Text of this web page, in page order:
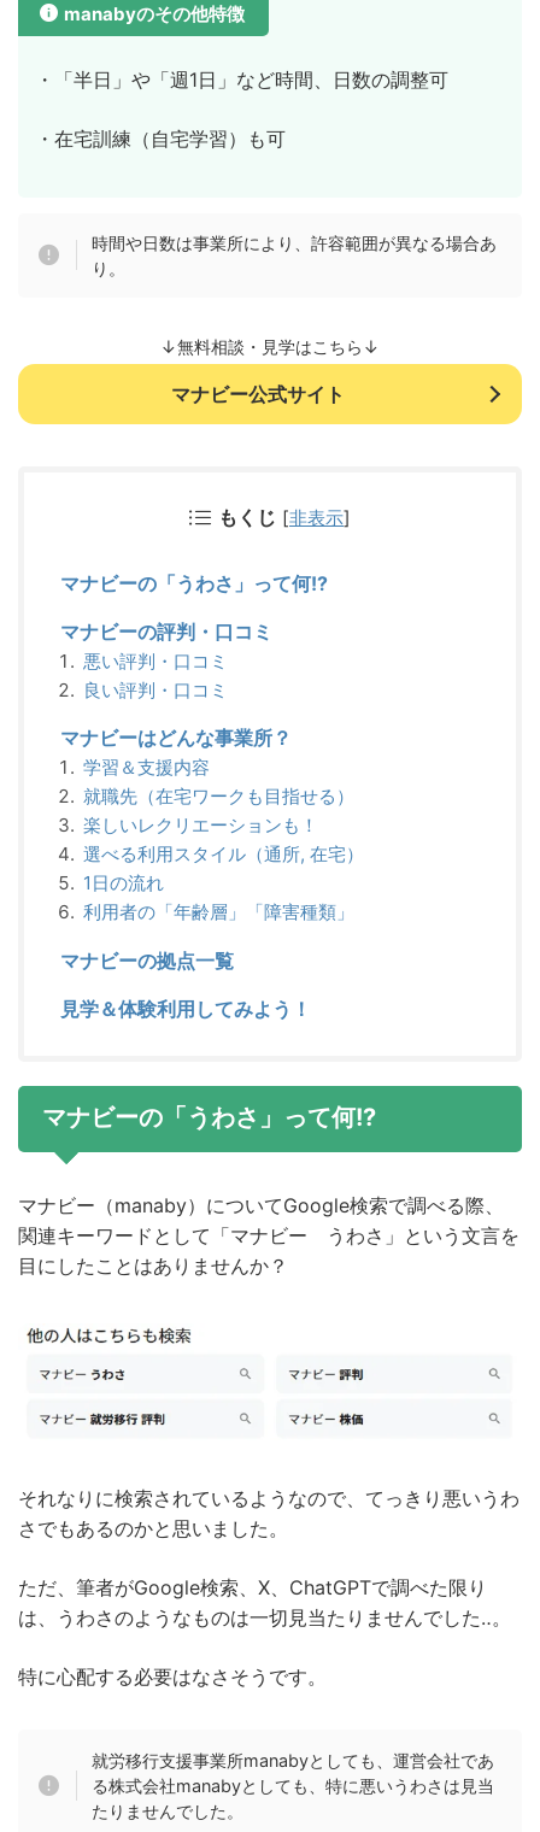
manabyのその他特徴
・「半日」や「週1日」など時間、日数の調整可
・在宅訓練（自宅学習）も可
時間や日数は事業所により、許容範囲が異なる場合あ
り。
↓無料相談・見学はこちら↓
マナビー公式サイト
もくじ [非表示]
マナビーの「うわさ」って何!?
マナビーの評判・口コミ
悪い評判・口コミ
良い評判・口コミ
マナビーはどんな事業所？
学習＆支援内容
就職先（在宅ワークも目指せる）
楽しいレクリエーションも！
選べる利用スタイル（通所, 在宅）
1日の流れ
利用者の「年齢層」「障害種類」
マナビーの拠点一覧
見学＆体験利用してみよう！
マナビーの「うわさ」って何!?
マナビー（manaby）についてGoogle検索で調べる際、
関連キーワードとして「マナビー うわさ」という文言を
目にしたことはありませんか？
それなりに検索されているようなので、てっきり悪いうわ
さでもあるのかと思いました。
ただ、筆者がGoogle検索、X、ChatGPTで調べた限り
は、うわさのようなものは一切見当たりませんでした‥。
特に心配する必要はなさそうです。
就労移行支援事業所manabyとしても、運営会社であ
る株式会社manabyとしても、特に悪いうわさは見当
たりませんでした。